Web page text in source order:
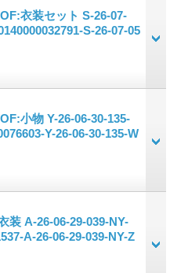
衣装セット S-26-07-
S-26-07-05
小物 Y-26-06-30-135-
Y-26-06-30-135-W
装 A-26-06-29-039-NY-
A-26-06-29-039-NY-Z